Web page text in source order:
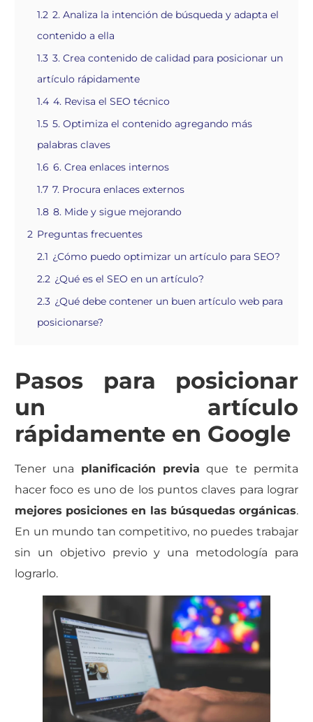
1.2 2. Analiza la intención de búsqueda y adapta el
contenido a ella
1.3 3. Crea contenido de calidad para posicionar un
artículo rápidamente
1.4 4. Revisa el SEO técnico
1.5 5. Optimiza el contenido agregando más
palabras claves
1.6 6. Crea enlaces internos
1.7 7. Procura enlaces externos
1.8 8. Mide y sigue mejorando
2 Preguntas frecuentes
2.1 ¿Cómo puedo optimizar un artículo para SEO?
2.2 ¿Qué es el SEO en un artículo?
2.3 ¿Qué debe contener un buen artículo web para
posicionarse?
Pasos para posicionar
un artículo
rápidamente en Google
Tener una planificación previa que te permita
hacer foco es uno de los puntos claves para lograr
mejores posiciones en las búsquedas orgánicas.
En un mundo tan competitivo, no puedes trabajar
sin un objetivo previo y una metodología para
lograrlo.